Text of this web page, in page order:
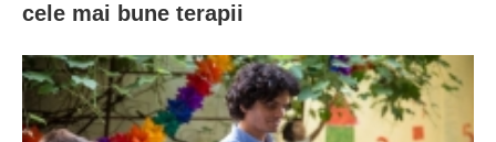
cele mai bune terapii